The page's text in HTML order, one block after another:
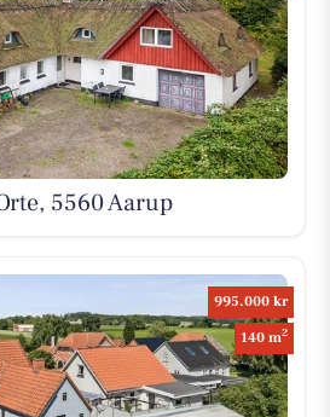
5560 Aarup
995.000 kr
140 m2